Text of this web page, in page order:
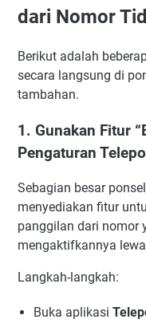
dari Nomor
Berikut adalah
secara langsung di
tambahan.
1. Gunakan Fitur
Pengaturan
Sebagian besar
menyediakan fitur
panggilan dari nomor
mengaktifkannya
Langkah-langkah:
Buka aplikasi